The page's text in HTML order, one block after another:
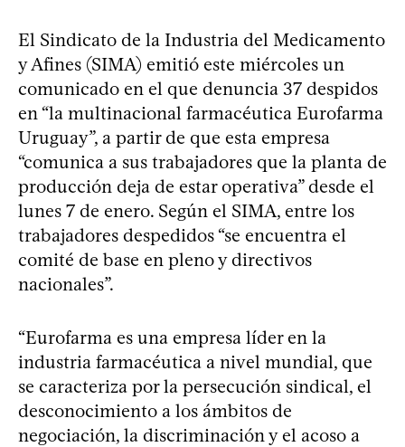
El Sindicato de la Industria del Medicamento
y Afines (SIMA) emitió este miércoles un
comunicado en el que denuncia 37 despidos
en “la multinacional farmacéutica Eurofarma
Uruguay”, a partir de que esta empresa
“comunica a sus trabajadores que la planta de
producción deja de estar operativa” desde el
lunes 7 de enero. Según el SIMA, entre los
trabajadores despedidos “se encuentra el
comité de base en pleno y directivos
nacionales”.
“Eurofarma es una empresa líder en la
industria farmacéutica a nivel mundial, que
se caracteriza por la persecución sindical, el
desconocimiento a los ámbitos de
negociación, la discriminación y el acoso a